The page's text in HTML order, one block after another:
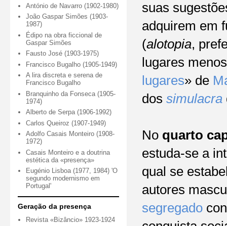
suas
adquirem em
(alotopia,
lugares
lugares» de
dos simulacra
No quarto
estuda-se a
qual se
autores
segregado
António de Navarro (1902-1980)
João Gaspar Simões (1903-
1987)
Édipo na obra ficcional de
Gaspar Simões
Fausto José (1903-1975)
Francisco Bugalho (1905-1949)
A lira discreta e serena de
Francisco Bugalho
Branquinho da Fonseca (1905-
1974)
Alberto de Serpa (1906-1992)
Carlos Queiroz (1907-1949)
Adolfo Casais Monteiro (1908-
1972)
Casais Monteiro e a doutrina
estética da «presença»
Eugénio Lisboa (1977, 1984) 'O
segundo modernismo em
Portugal'
Geração da presença
Revista «Bizâncio» 1923-1924